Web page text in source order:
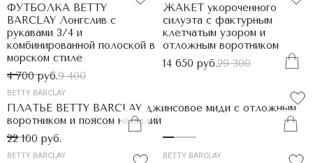
ФУТБОЛКА BETTY
BARCLAY Лонгслив с
рукавами 3/4 и
комбинированной полоской в
морском стиле
4 700 руб.9 400
ЖАКЕТ укороченного
силуэта с фактурным
клетчатым узором и
отложным воротником
14 650 руб.29 300
BETTY BARCLAY
ПЛАТЬЕ BETTY BARCLAY джинсовое миди с отложным
воротником и поясом на талии
22 100 руб.
BETTY BARCLAY BETTY BARCLAY